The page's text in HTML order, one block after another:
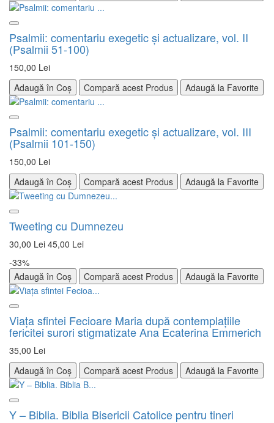
Psalmii: comentariu exegetic şi actualizare, vol. II
(Psalmii 51-100)
150,00 Lei
Adaugă în Coș
Compară acest Produs Adaugă la Favorite
Psalmii: comentariu exegetic şi actualizare, vol. III
(Psalmii 101-150)
150,00 Lei
Adaugă în Coș
Compară acest Produs Adaugă la Favorite
Tweeting cu Dumnezeu
30,00 Lei 45,00 Lei
-33%
Adaugă în Coș
Compară acest Produs Adaugă la Favorite
Viaţa sfintei Fecioare Maria după contemplaţiile
fericitei surori stigmatizate Ana Ecaterina Emmerich
35,00 Lei
Adaugă în Coș
Compară acest Produs Adaugă la Favorite
Y – Biblia. Biblia Bisericii Catolice pentru tineri